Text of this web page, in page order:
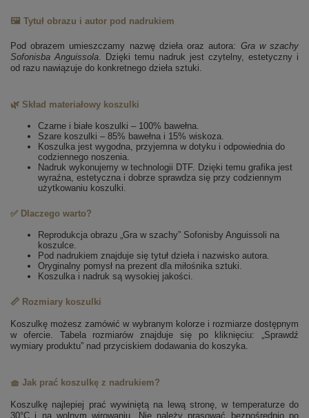
🖼️ Tytuł obrazu i autor pod nadrukiem
Pod obrazem umieszczamy nazwę dzieła oraz autora: Gra w szachy
Sofonisba Anguissola. Dzięki temu nadruk jest czytelny, estetyczny i
od razu nawiązuje do konkretnego dzieła sztuki.
🌿 Skład materiałowy koszulki
Czarne i białe koszulki – 100% bawełna.
Szare koszulki – 85% bawełna i 15% wiskoza.
Koszulka jest wygodna, przyjemna w dotyku i odpowiednia do
codziennego noszenia.
Nadruk wykonujemy w technologii DTF. Dzięki temu grafika jest
wyraźna, estetyczna i dobrze sprawdza się przy codziennym
użytkowaniu koszulki.
✅ Dlaczego warto?
Reprodukcja obrazu „Gra w szachy” Sofonisby Anguissoli na
koszulce.
Pod nadrukiem znajduje się tytuł dzieła i nazwisko autora.
Oryginalny pomysł na prezent dla miłośnika sztuki.
Koszulka i nadruk są wysokiej jakości.
📏 Rozmiary koszulki
Koszulkę możesz zamówić w wybranym kolorze i rozmiarze dostępnym
w ofercie. Tabela rozmiarów znajduje się po kliknięciu: „Sprawdź
wymiary produktu” nad przyciskiem dodawania do koszyka.
🧺 Jak prać koszulkę z nadrukiem?
Koszulkę najlepiej prać wywiniętą na lewą stronę, w temperaturze do
30°C i na wolnym wirowaniu. Nie należy prasować bezpośrednio po